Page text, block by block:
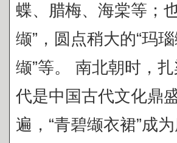
蝶、腊梅、海棠等；
缬”，圆点稍大的“玛
缬”等。
南北朝时，
代是中国古代文化鼎
遍，“青碧缬衣裙”成